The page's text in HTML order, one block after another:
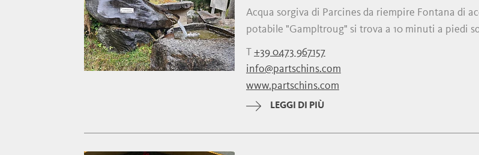
Acqua sorgiva di Parcines da riempire Fontana di
potabile "Gampltroug" si trova a 10 minuti a piedi
T +39 0473 967157
info@partschins.com
www.partschins.com
LEGGI DI PIÙ